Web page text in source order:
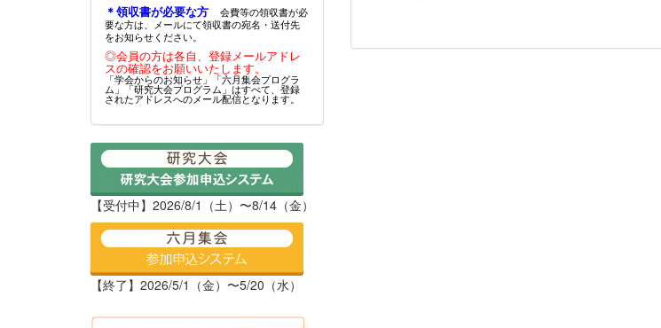
＊領収書が必要な方
会費等の領収書が必
要な方は、メールにて領収書の宛名・送付先
をお知らせください。
◎会員の方は各自、登録メールアドレ
スの確認をお願いいたします。
「学会からのお知らせ」「六月集会プログラ
ム」「研究大会プログラム」はすべて、登録
されたアドレスへのメール配信となります。
【受付中】2026/8/1（土）〜8/14（金）
【終了】2026/5/1（金）〜5/20（水）